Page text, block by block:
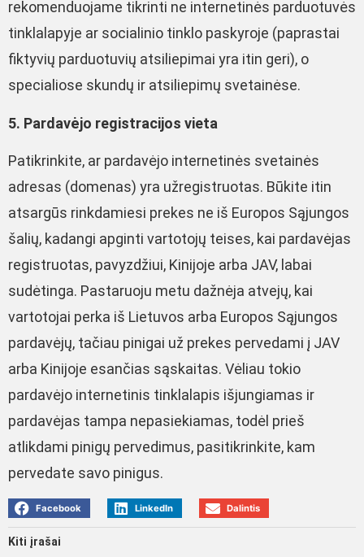
rekomenduojame tikrinti ne internetinės parduotuvės
tinklalapyje ar socialinio tinklo paskyroje (paprastai
fiktyvių parduotuvių atsiliepimai yra itin geri), o
specialiose skundų ir atsiliepimų svetainėse.
5. Pardavėjo registracijos vieta
Patikrinkite, ar pardavėjo internetinės svetainės
adresas (domenas) yra užregistruotas. Būkite itin
atsargūs rinkdamiesi prekes ne iš Europos Sąjungos
šalių, kadangi apginti vartotojų teises, kai pardavėjas
registruotas, pavyzdžiui, Kinijoje arba JAV, labai
sudėtinga. Pastaruoju metu dažnėja atvejų, kai
vartotojai perka iš Lietuvos arba Europos Sąjungos
pardavėjų, tačiau pinigai už prekes pervedami į JAV
arba Kinijoje esančias sąskaitas. Vėliau tokio
pardavėjo internetinis tinklalapis išjungiamas ir
pardavėjas tampa nepasiekiamas, todėl prieš
atlikdami pinigų pervedimus, pasitikrinkite, kam
pervedate savo pinigus.
Facebook LinkedIn Dalintis
Kiti įrašai